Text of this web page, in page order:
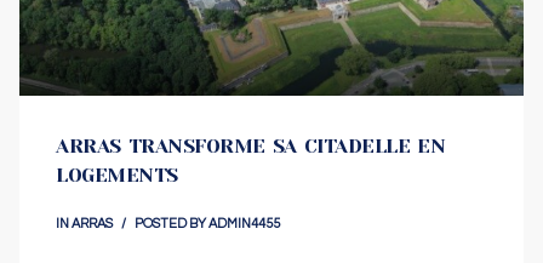
ARRAS TRANSFORME SA CITADELLE EN
LOGEMENTS
IN ARRAS POSTED BYADMIN4455